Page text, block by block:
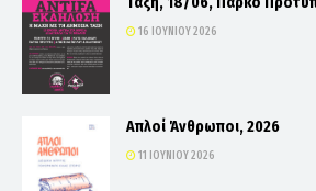
16 ΙΟΥΝΊΟΥ 2026
Απλοί Άνθρωποι, 2026
11 ΙΟΥΝΊΟΥ 2026